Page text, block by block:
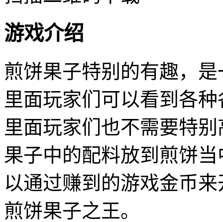
游戏介绍
煎饼果子特别的有趣，是
里面玩家们可以看到各
里面玩家们也不需要特
果子中的配料放到煎饼
以通过赚到的游戏金币
煎饼果子之王。